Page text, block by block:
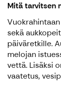
Mitä tarvitsen
sekä
päiväretkille.
melojan
vettä. Lisäksi
vaatetus,